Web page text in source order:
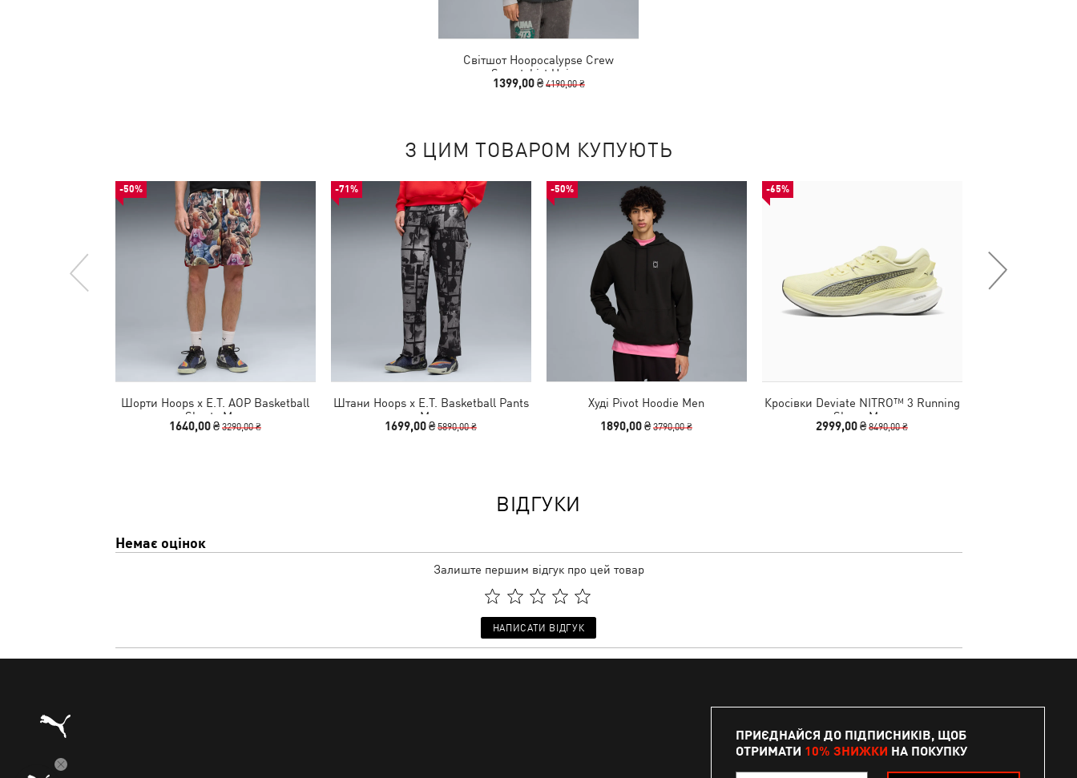
Світшот Hoopocalypse Crew
Sweatshirt Unisex
1399,00 ₴4190,00 ₴
З ЦИМ ТОВАРОМ КУПУЮТЬ
-50%
Шорти Hoops x E.T. AOP Basketball
Shorts Men
1640,00 ₴3290,00 ₴
-71%
Штани Hoops x E.T. Basketball Pants
Men
1699,00 ₴5890,00 ₴
-50%
Худі Pivot Hoodie Men
1890,00 ₴3790,00 ₴
-65%
Кросівки Deviate NITRO™ 3 Running
Shoes Men
2999,00 ₴8490,00 ₴
ВІДГУКИ
Немає оцінок
Залиште першим відгук про цей товар
НАПИСАТИ ВІДГУК
ПРИЄДНАЙСЯ ДО ПІДПИСНИКІВ, ЩОБ
ОТРИМАТИ 10% ЗНИЖКИ НА ПОКУПКУ